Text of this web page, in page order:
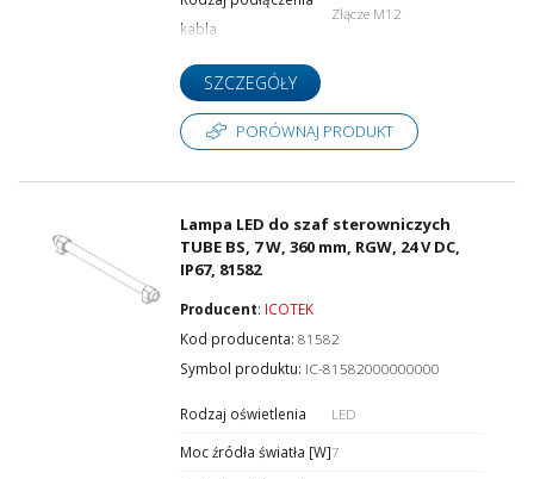
kabla
Złącze M12
SZCZEGÓŁY
PORÓWNAJ PRODUKT
Lampa LED do szaf sterowniczych
TUBE BS, 7 W, 360 mm, RGW, 24 V DC,
IP67, 81582
Producent: ICOTEK
Kod producenta:81582
Symbol produktu: IC-81582000000000
Rodzaj oświetlenia
LED
Moc źródła światła [W]7